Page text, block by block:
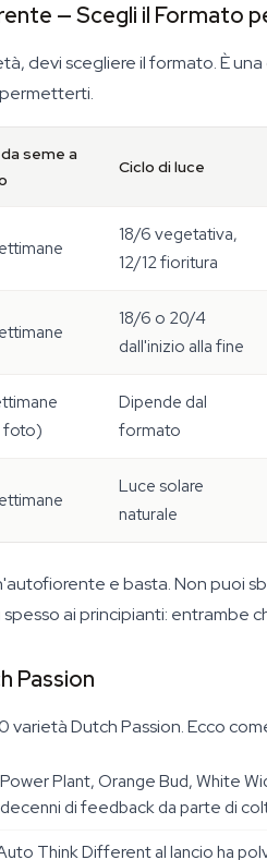
— Scegli il Formato
devi scegliere il formato. È
seme a
Ciclo di luce
18/6 vegetativa,
12/12 fioritura
18/6 o 20/4
dall'inizio alla fine
foto)
Dipende dal
formato
Luce solare
naturale
e basta. Non puoi
ai principianti: entrambe
Passion
Dutch Passion. Ecco
Plant, Orange Bud, White
di feedback da parte di
Think Different al lancio ha